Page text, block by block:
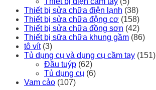
Thiết bị sửa chữa điện lạnh (38)
Thiết bị sửa chữa động cơ (158)
Thiết bị sửa chữa đồng sơn (42)
Thiết bị sữa chữa khung gầm (86)
tô vít (3)
Tủ dụng cụ và dụng cụ cầm tay (151)
Đầu tuýp (62)
Tủ dụng cụ (6)
Vam cảo (107)